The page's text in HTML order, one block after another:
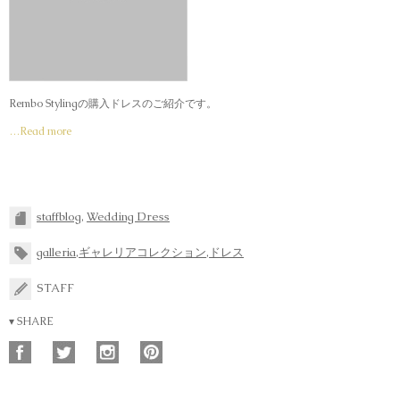
Rembo Stylingの購入ドレスのご紹介です。
…Read more
staffblog, Wedding Dress
galleria,ギャレリアコレクション, ドレス
STAFF
▾ SHARE